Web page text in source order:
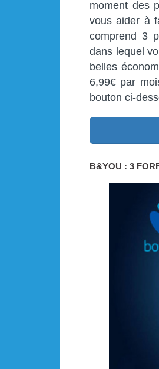
moment des
vous aider à
comprend 3
dans lequel
belles
6,99€ par
bouton ci-
B&YOU : 3